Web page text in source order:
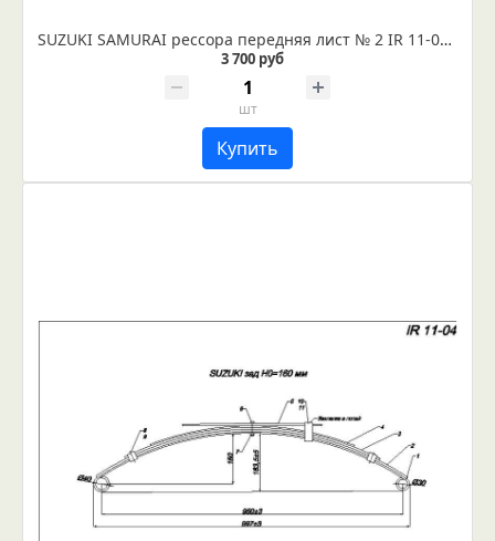
SUZUKI SAMURAI рессора передняя лист № 2 IR 11-02-02
3 700 руб
шт
Купить